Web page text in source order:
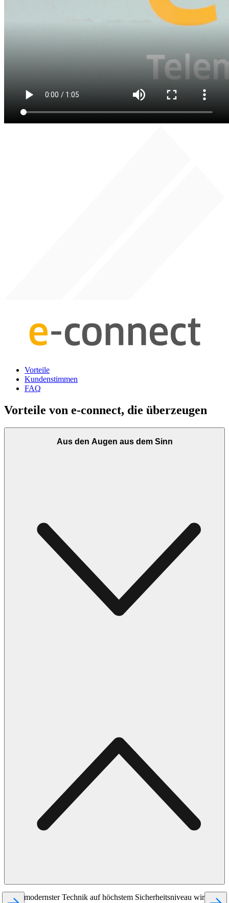
Vorteile
Kundenstimmen
FAQ
Vorteile von e-connect, die überzeugen
Aus den Augen aus dem Sinn
Dank modernster Technik auf höchstem Sicherheitsniveau wird der